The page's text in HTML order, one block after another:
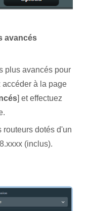
avancés
plus avancés pour
à la page
] et effectuez
dotés d'un
(inclus).